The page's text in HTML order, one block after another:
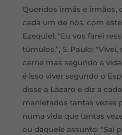
Queridos irmãs e irmãos,
cada um de nós, com
Ezequiel: “Eu vos farei
túmulos.”, S. Paulo:
carne mas segundo a
é isso viver segundo o
disse a Lázaro e diz a
manietados tantas vezes
numa vida que tantas
ou daquele assunto: “Sai